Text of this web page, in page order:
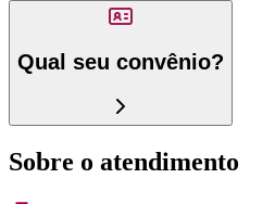
Qual seu convênio?
Sobre o atendimento